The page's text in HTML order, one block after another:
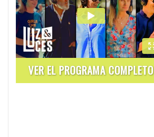
VER EL PROGRAMA COMPLETO